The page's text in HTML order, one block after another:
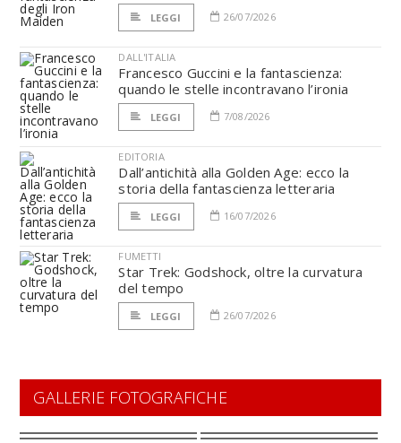
LEGGI 26/07/2026
DALL'ITALIA
Francesco Guccini e la fantascienza:
quando le stelle incontravano l’ironia
LEGGI 7/08/2026
EDITORIA
Dall’antichità alla Golden Age: ecco la
storia della fantascienza letteraria
LEGGI 16/07/2026
FUMETTI
Star Trek: Godshock, oltre la curvatura
del tempo
LEGGI 26/07/2026
GALLERIE FOTOGRAFICHE